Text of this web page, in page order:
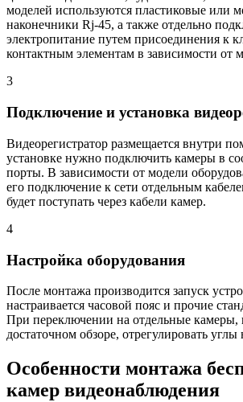
моделей используются пластиковые или
наконечники Rj-45, а также отдельно
электропитание путем присоединения к
контактным элементам в зависимости от
3
Подключение и установка
Видеорегистратор размещается внутри
установке нужно подключить камеры в
порты. В зависимости от модели
его подключение к сети отдельным
будет поступать через кабели камер.
4
Настройка оборудования
После монтажа производится запуск
настраивается часовой пояс и прочие
При переключении на отдельные камеры,
достаточном обзоре, отрегулировать углы
Особенности монтажа
камер видеонаблюдения